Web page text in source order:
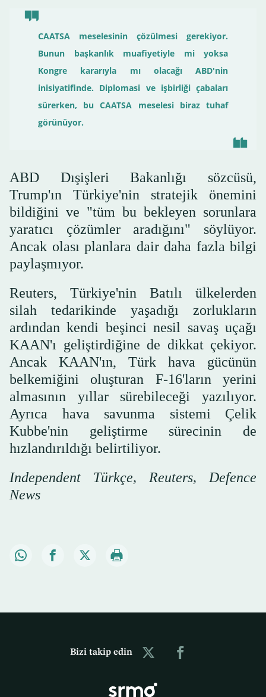
CAATSA meselesinin çözülmesi gerekiyor.
Bunun başkanlık muafiyetiyle mi yoksa
Kongre kararıyla mı olacağı ABD'nin
inisiyatifinde. Diplomasi ve işbirliği çabaları
sürerken, bu CAATSA meselesi biraz tuhaf
görünüyor.
ABD Dışişleri Bakanlığı sözcüsü,
Trump'ın Türkiye'nin stratejik önemini
bildiğini ve "tüm bu bekleyen sorunlara
yaratıcı çözümler aradığını" söylüyor.
Ancak olası planlara dair daha fazla bilgi
paylaşmıyor.
Reuters, Türkiye'nin Batılı ülkelerden
silah tedarikinde yaşadığı zorlukların
ardından kendi beşinci nesil savaş uçağı
KAAN'ı geliştirdiğine de dikkat çekiyor.
Ancak KAAN'ın, Türk hava gücünün
belkemiğini oluşturan F-16'ların yerini
almasının yıllar sürebileceği yazılıyor.
Ayrıca hava savunma sistemi Çelik
Kubbe'nin geliştirme sürecinin de
hızlandırıldığı belirtiliyor.
Independent Türkçe, Reuters, Defence
News
Bizi takip edin